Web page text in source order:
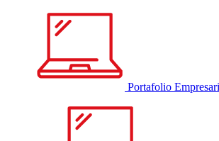
Portafolio